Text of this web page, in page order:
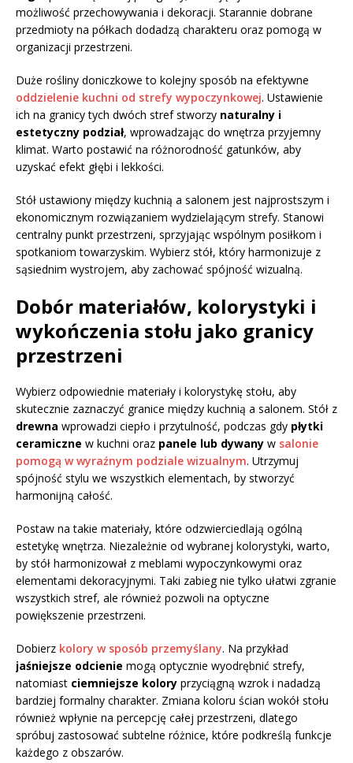
możliwość przechowywania i dekoracji. Starannie dobrane
przedmioty na półkach dodadzą charakteru oraz pomogą w
organizacji przestrzeni.
Duże rośliny doniczkowe to kolejny sposób na efektywne
oddzielenie kuchni od strefy wypoczynkowej. Ustawienie
ich na granicy tych dwóch stref stworzy naturalny i
estetyczny podział, wprowadzając do wnętrza przyjemny
klimat. Warto postawić na różnorodność gatunków, aby
uzyskać efekt głębi i lekkości.
Stół ustawiony między kuchnią a salonem jest najprostszym i
ekonomicznym rozwiązaniem wydzielającym strefy. Stanowi
centralny punkt przestrzeni, sprzyjając wspólnym posiłkom i
spotkaniom towarzyskim. Wybierz stół, który harmonizuje z
sąsiednim wystrojem, aby zachować spójność wizualną.
Dobór materiałów, kolorystyki i
wykończenia stołu jako granicy
przestrzeni
Wybierz odpowiednie materiały i kolorystykę stołu, aby
skutecznie zaznaczyć granice między kuchnią a salonem. Stół z
drewna wprowadzi ciepło i przytulność, podczas gdy płytki
ceramiczne w kuchni oraz panele lub dywany w salonie
pomogą w wyraźnym podziale wizualnym. Utrzymuj
spójność stylu we wszystkich elementach, by stworzyć
harmonijną całość.
Postaw na takie materiały, które odzwierciedlają ogólną
estetykę wnętrza. Niezależnie od wybranej kolorystyki, warto,
by stół harmonizował z meblami wypoczynkowymi oraz
elementami dekoracyjnymi. Taki zabieg nie tylko ułatwi zgranie
wszystkich stref, ale również pozwoli na optyczne
powiększenie przestrzeni.
Dobierz kolory w sposób przemyślany. Na przykład
jaśniejsze odcienie mogą optycznie wyodrębnić strefy,
natomiast ciemniejsze kolory przyciągną wzrok i nadadzą
bardziej formalny charakter. Zmiana koloru ścian wokół stołu
również wpłynie na percepcję całej przestrzeni, dlatego
spróbuj zastosować subtelne różnice, które podkreślą funkcje
każdego z obszarów.